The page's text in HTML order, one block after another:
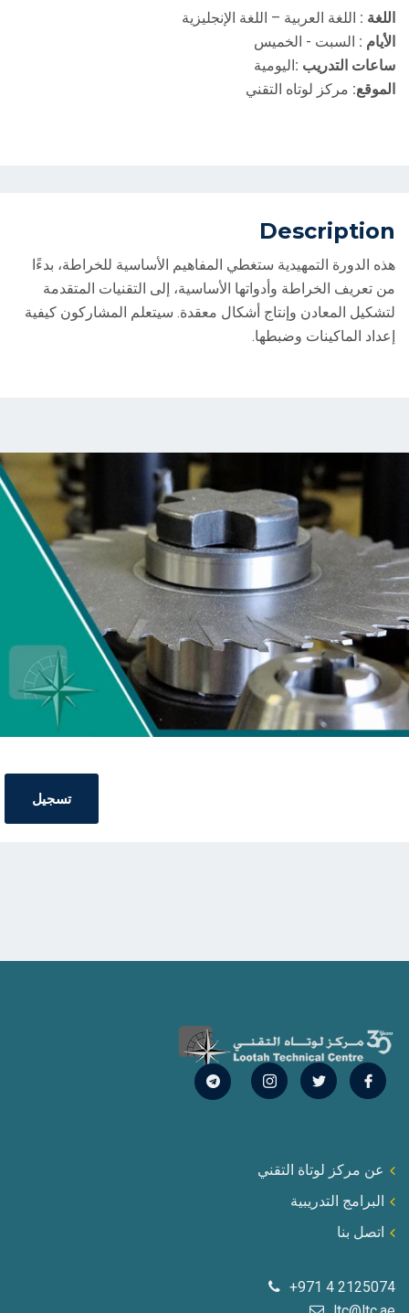
اللغة : اللغة العربية – اللغة الإنجليزية
الأيام : السبت - الخميس
ساعات التدريب :اليومية
الموقع: مركز لوتاه التقني
Description
هذه الدورة التمهيدية ستغطي المفاهيم الأساسية للخراطة، بدءًا
من تعريف الخراطة وأدواتها الأساسية، إلى التقنيات المتقدمة
لتشكيل المعادن وإنتاج أشكال معقدة. سيتعلم المشاركون كيفية
إعداد الماكينات وضبطها.
عن مركز لوتاة التقني
البرامج التدريبية
اتصل بنا
+971 4 2125074